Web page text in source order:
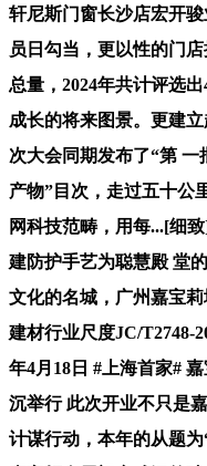
轩尼斯门窗长沙店宏开
员日勾当，更以性的门
总量，2024年共计评选
成长的将来图景。更建
次大会同期发布了“第
产物”目次，走过五十公
网科技范畴，用每...[细
建防护手艺为聪慧殿 堂
文化的名城，广州嘉宝
建材行业尺度JC/T2748-
年4月18日 #上海首家#
沉举行 此次开业不只是
计谋行动，本年的从题